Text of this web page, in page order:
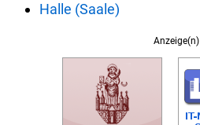
Halle (Saale)
Anzeige(n)